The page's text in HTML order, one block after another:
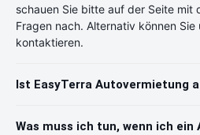
schauen Sie bitte auf der Seite mit
Fragen nach. Alternativ können Sie
kontaktieren.
Ist EasyTerra Autovermietung
Was muss ich tun, wenn ich ein